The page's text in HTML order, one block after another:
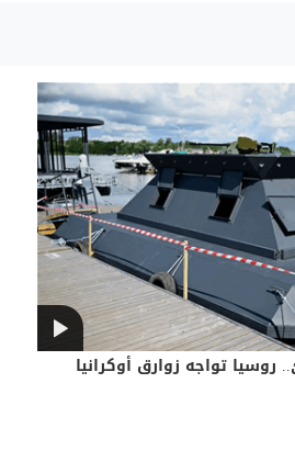
روسيا تواجه زوارق أوكرانيا